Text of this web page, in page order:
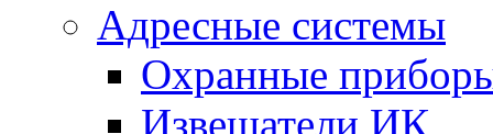
Адресные системы
Охранные
Извещатели ИК